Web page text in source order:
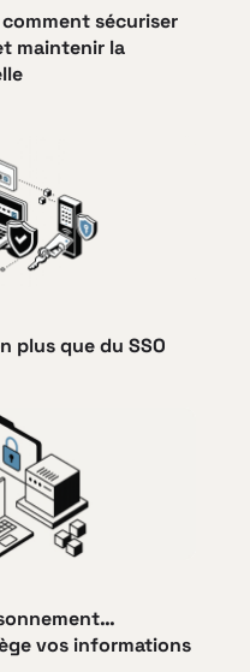
sécuriser
maintenir la
plus que du SSO
vos informations